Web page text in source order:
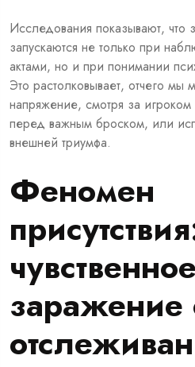
Исследования показывают, что
запускаются не только при
актами, но и при понимании
Это растолковывает, отчего мы
напряжение, смотря за
перед важным броском, или
внешней триумфа.
Феномен
чувственное
заражение